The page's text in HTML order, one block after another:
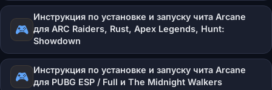
🎮
Инструкция по установке и запуску чита Arcane
для ARC Raiders, Rust, Apex Legends, Hunt:
Showdown
🎮 Инструкция по установке и запуску чита Arcane
для PUBG ESP / Full и The Midnight Walkers